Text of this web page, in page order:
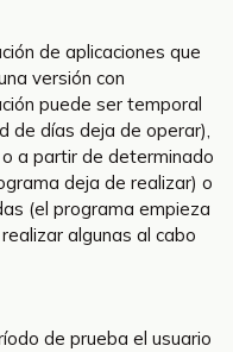
de aplicaciones que
versión con
puede ser temporal
de días deja de operar),
a partir de determinado
deja de realizar) o
(el programa empieza
algunas al cabo
de prueba el usuario